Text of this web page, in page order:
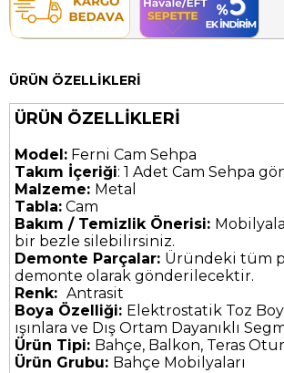
ÜRÜN ÖZELLIKLERI
ÜRÜN ÖZELLİKLERİ
Model: Ferni Cam Sehpa
Takım İçeriği: 1 Adet Cam Sehpa
Malzeme: Metal
Tabla: Cam
Bakım / Temizlik Önerisi:
bir bezle silebilirsiniz.
Demonte Parçalar: Üründeki tüm
demonte olarak gönderilecektir.
Renk: Antrasit
Boya Özelliği: Elektrostatik Toz
ışınlara ve Dış Ortam Dayanıklı
Ürün Tipi: Bahçe, Balkon, Teras
Ürün Grubu: Bahçe Mobilyaları